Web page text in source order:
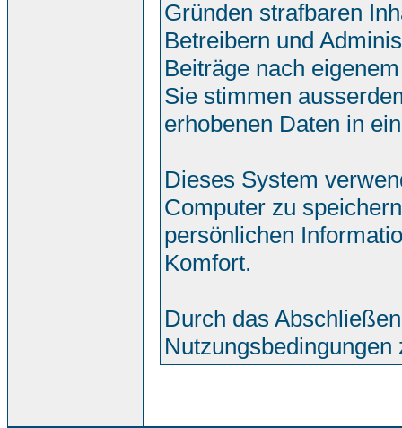
Gründen strafbaren
Betreibern und
Beiträge nach
Sie stimmen
erhobenen Daten in
Dieses System
Computer zu
persönlichen
Komfort.
Durch das
Nutzungsbedingungen